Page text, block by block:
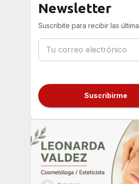
Newsletter
Suscribite para recibir las
Suscribirme